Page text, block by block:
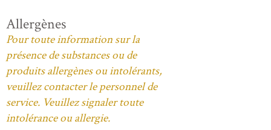
Allergènes
Pour toute information sur la
présence de substances ou de
produits allergènes ou intolérants,
veuillez contacter le personnel de
service. Veuillez signaler toute
intolérance ou allergie.